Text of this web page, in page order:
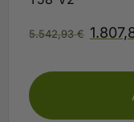
5.542,93€